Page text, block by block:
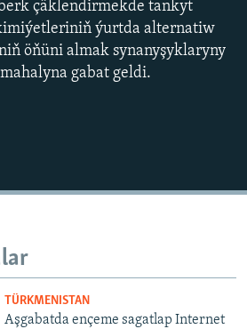
çäklendirmekde tankyt
ýurtda alternatiw
öňüni almak synanyşyklaryny
gabat geldi.
TÜRKMENISTAN
Aşgabatda ençeme sagatlap Internet